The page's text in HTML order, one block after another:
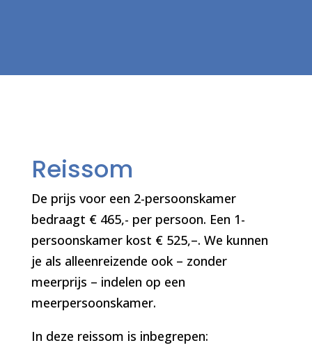
Reissom
De prijs voor een 2-persoonskamer
bedraagt € 465,- per persoon. Een 1-
persoonskamer kost € 525,–. We kunnen
je als alleenreizende ook – zonder
meerprijs – indelen op een
meerpersoonskamer.
In deze reissom is inbegrepen: